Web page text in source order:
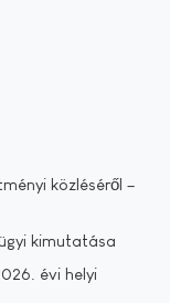
közléséről –
kimutatása
évi helyi